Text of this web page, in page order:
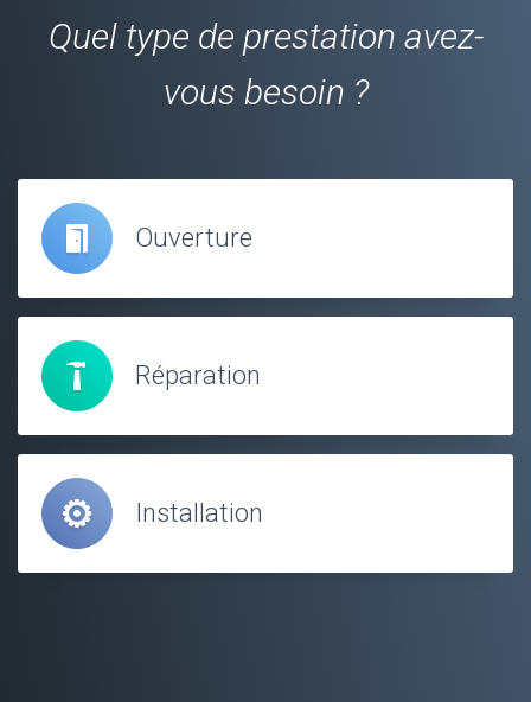
Quel type de prestation avez-
vous besoin ?
Ouverture
Réparation
Installation